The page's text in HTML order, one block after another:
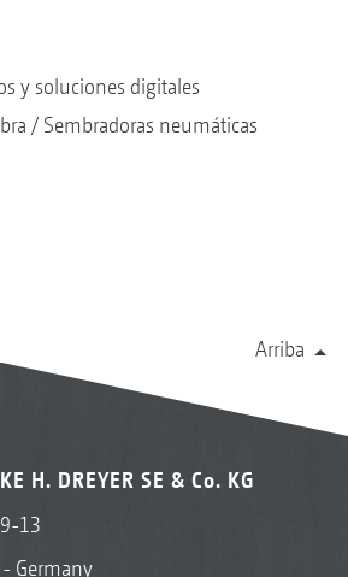
y soluciones digitales
Sembradoras neumáticas
Arriba
H. DREYER SE & Co. KG
13
Germany